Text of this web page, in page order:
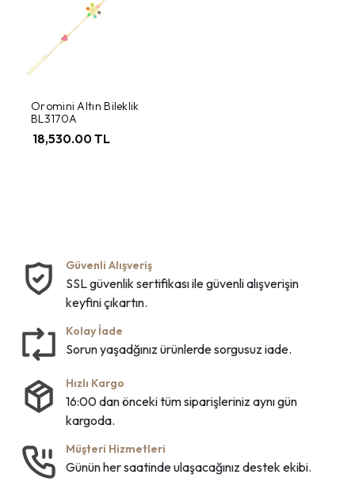
Oromini Altın Bileklik
BL3170A
18,530.00 TL
Güvenli Alışveriş
SSL güvenlik sertifikası ile güvenli alışverişin
keyfini çıkartın.
Kolay İade
Sorun yaşadğınız ürünlerde sorgusuz iade.
Hızlı Kargo
16:00 dan önceki tüm siparişleriniz aynı gün
kargoda.
Müşteri Hizmetleri
Günün her saatinde ulaşacağınız destek ekibi.